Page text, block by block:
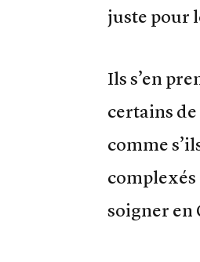
juste pour
Ils s’en
certains
comme
soigner en